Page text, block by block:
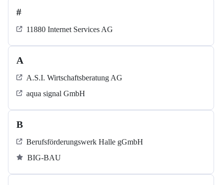
#
11880 Internet Services AG
A
A.S.I. Wirtschaftsberatung AG
aqua signal GmbH
B
Berufsförderungswerk Halle gGmbH
BIG-BAU